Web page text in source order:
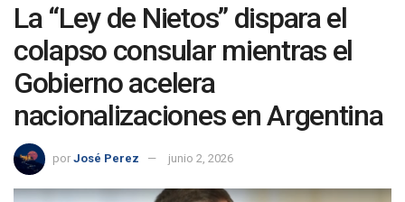
La “Ley de Nietos” dispara el
colapso consular mientras el
Gobierno acelera
nacionalizaciones en Argentina
por José Perez junio 2, 2026